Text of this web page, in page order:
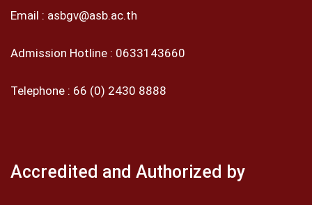
Email : asbgv@asb.ac.th
Admission Hotline : 0633143660
Telephone : 66 (0) 2430 8888
Accredited and Authorized by